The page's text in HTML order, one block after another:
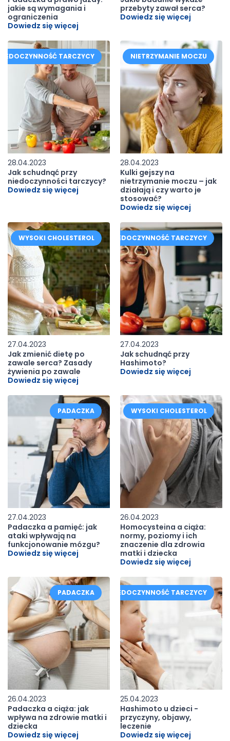
jakie są wymagania i
ograniczenia
Dowiedz się więcej
przebyty zawał serca?
Dowiedz się więcej
28.04.2023
Jak schudnąć przy
niedoczynności tarczycy?
Dowiedz się więcej
TARCZYCY
28.04.2023
Kulki gejszy na
nietrzymanie moczu – jak
działają i czy warto je
stosować?
Dowiedz się więcej
NIETRZYMANIE MOCZU
27.04.2023
Jak zmienić dietę po
zawale serca? Zasady
żywienia po zawale
Dowiedz się więcej
WYSOKI CHOLESTEROL
27.04.2023
Jak schudnąć przy
Hashimoto?
Dowiedz się więcej
NIEDOCZYNNOŚĆ TARCZYCY
27.04.2023
Padaczka a pamięć: jak
ataki wpływają na
funkcjonowanie mózgu?
Dowiedz się więcej
PADACZKA
26.04.2023
Homocysteina a ciąża:
normy, poziomy i ich
znaczenie dla zdrowia
matki i dziecka
Dowiedz się więcej
WYSOKI CHOLESTEROL
26.04.2023
Padaczka a ciąża: jak
wpływa na zdrowie matki i
dziecka
Dowiedz się więcej
PADACZKA
25.04.2023
Hashimoto u dzieci -
przyczyny, objawy,
leczenie
Dowiedz się więcej
NIEDOCZYNNOŚĆ TARCZYCY